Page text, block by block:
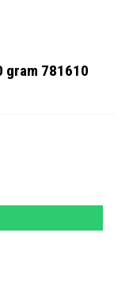
gram 781610